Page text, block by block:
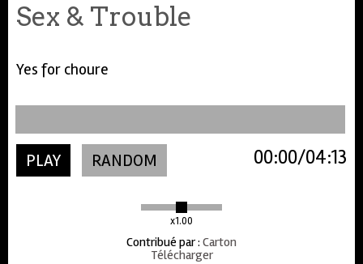
Sex & Trouble
Yes for choure
PLAY RANDOM
x1.00
04:13
00:00
Contribué par: Carton
Télécharger